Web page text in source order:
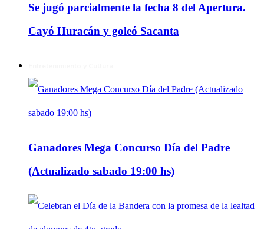
Se jugó parcialmente la fecha 8 del Apertura.
Cayó Huracán y goleó Sacanta
Ganadores Mega Concurso Día del Padre
(Actualizado sabado 19:00 hs)